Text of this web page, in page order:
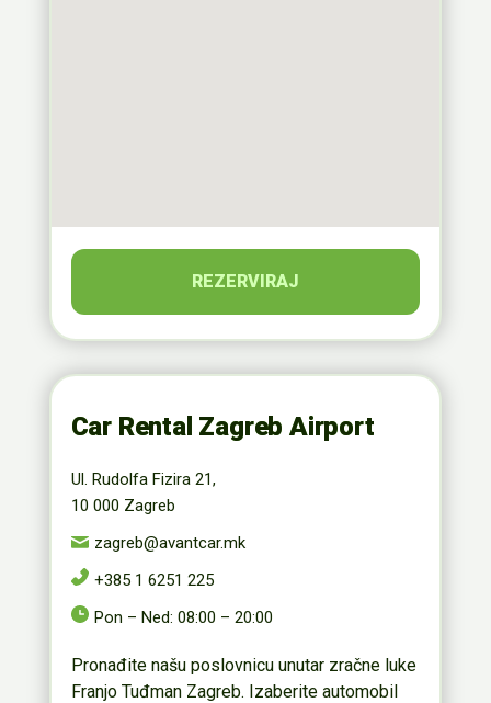
REZERVIRAJ
Car Rental Zagreb Airport
Ul. Rudolfa Fizira 21,
10 000 Zagreb
zagreb@avantcar.mk
+385 1 6251 225
Pon – Ned: 08:00 – 20:00
Pronađite našu poslovnicu unutar zračne luke
Franjo Tuđman Zagreb. Izaberite automobil